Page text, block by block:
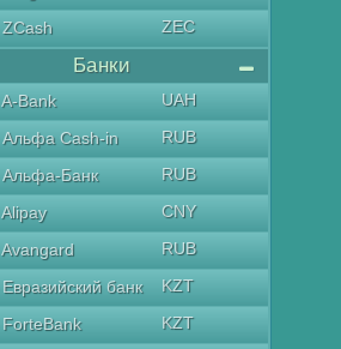
ZCash
ZEC
Банки
A-Bank
UAH
Альфа Cash-in
RUB
Альфа-Банк
RUB
Alipay
CNY
Avangard
RUB
Евразийский банк
KZT
ForteBank
KZT